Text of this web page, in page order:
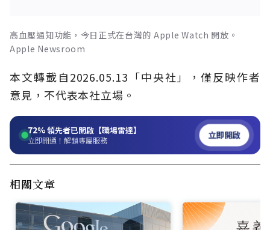
高血壓通知功能，今日正式在台灣的 Apple Watch 開放。
Apple Newsroom
本文轉載自2026.05.13「中央社」，僅反映作者
意見，不代表本社立場。
72%領先者已開啟【職場雷達】
立即開通！解鎖專屬服務 立即開啟
相關文章